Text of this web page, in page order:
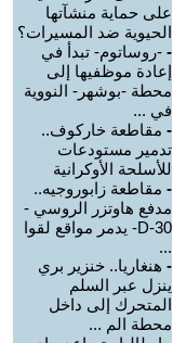
على حماية منشآتها
الحيوية ضد المسيرات؟
- -روساتوم- تبدأ في
إعادة موظفيها إلى
محطة -بوشهر- النووية
في ...
- مقاطعة خاركوف..
تدمير مستودعات
للأسلحة الأوكرانية
- مقاطعة زابوروجيه..
مدفع هاوتزر الروسي -
D-30- يدمر مواقع لقوا
...
- هنغاريا.. خنزير بري
ينزل عبر السلم
المتحرك إلى داخل
محطة الم ...